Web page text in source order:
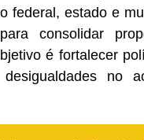
federal, estado e
consolidar
é fortalecer
no